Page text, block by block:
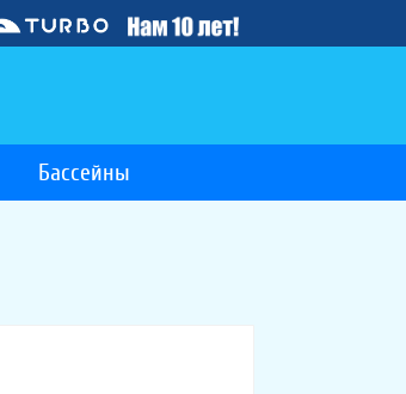
Бассейны